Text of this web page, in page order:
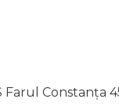
Farul Constanța